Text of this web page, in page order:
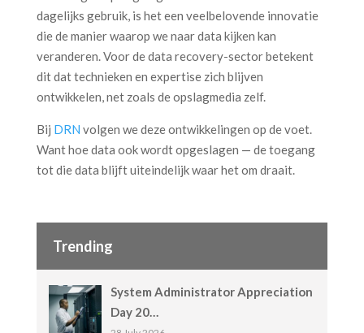
dagelijks gebruik, is het een veelbelovende innovatie
die de manier waarop we naar data kijken kan
veranderen. Voor de data recovery-sector betekent
dit dat technieken en expertise zich blijven
ontwikkelen, net zoals de opslagmedia zelf.
Bij DRN volgen we deze ontwikkelingen op de voet.
Want hoe data ook wordt opgeslagen — de toegang
tot die data blijft uiteindelijk waar het om draait.
Trending
System Administrator Appreciation
Day 20…